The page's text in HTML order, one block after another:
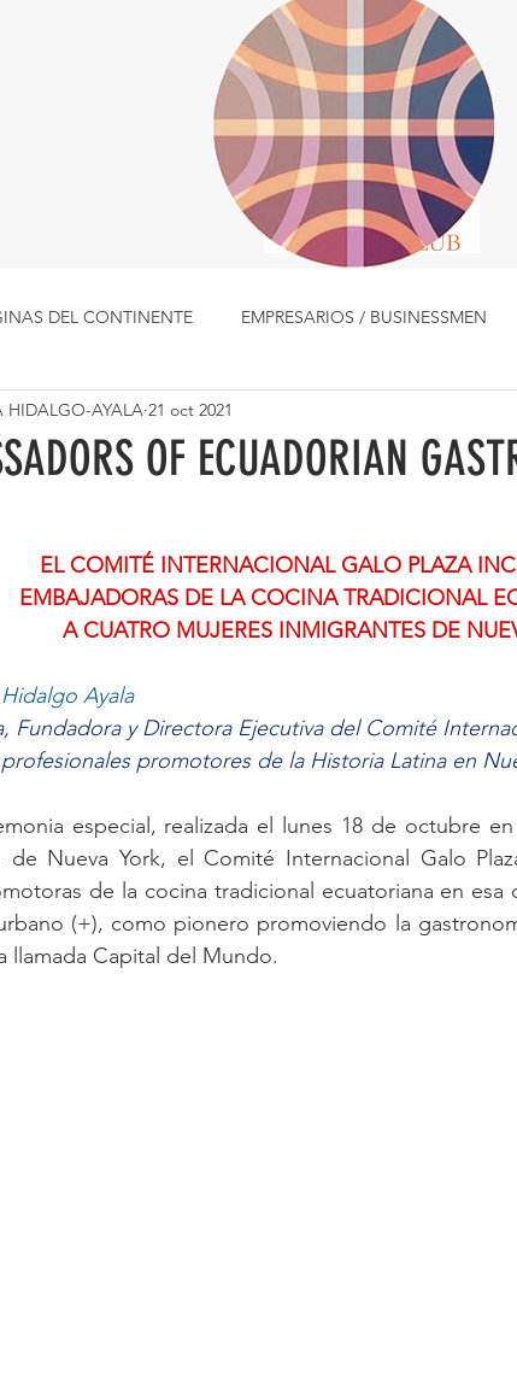
DEL CONTINENTE EMPRESARIOS / BUSINESSMEN
LUGARES MÚSICA
OF ECUADORIAN
HIDALGO-AYALA 21 oct 2021
EL COMITÉ INTERNACIONAL GALO PLAZA
EMBAJADORAS DE LA COCINA TRADICIONAL
A CUATRO MUJERES INMIGRANTES DE
Ayala
Fundadora y Directora Ejecutiva del Comité
promotores de la Historia Latina en
especial, realizada el lunes 18 de octubre
de Nueva York, el Comité Internacional Galo
de la cocina tradicional ecuatoriana en
(+), como pionero promoviendo la
llamada Capital del Mundo.